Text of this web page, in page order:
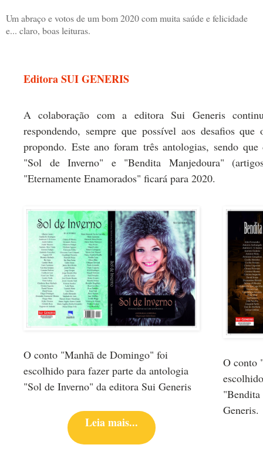
Um abraço e votos de um bom 2020 com muita saúde e felicidade
e... claro, boas leituras.
Editora SUI GENERIS
A colaboração com a editora Sui Generis
respondendo, sempre que possível aos desafios
propondo. Este ano foram três antologias, sendo
"Sol de Inverno" e "Bendita Manjedoura"
"Eternamente Enamorados" ficará para 2020.
O conto "Manhã de Domingo" foi
escolhido para fazer parte da antologia
"Sol de Inverno" da editora Sui Generis
Leia mais...
O conto
Generis.